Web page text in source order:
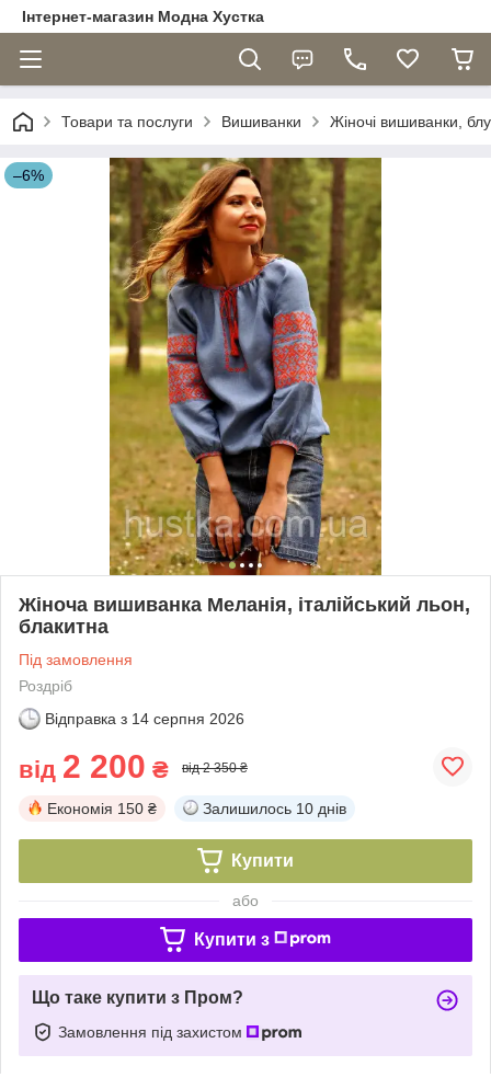
Інтернет-магазин Модна Хустка
Товари та послуги Вишиванки Жіночі вишиванки,
–6%
Жіноча вишиванка Меланія, італійський льон,
блакитна
Під замовлення
Роздріб
Відправка з 14 серпня 2026
від 2 200 ₴ від 2 350 ₴
Економія 150 ₴ Залишилось 10 днів
Купити
або
Купити з
Що таке купити з Пром?
Замовлення під захистом